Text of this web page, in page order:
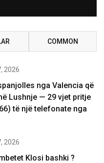
COMMON
2026
nga Valencia që
Lushnje — 29 vjet pritje
të një telefonate nga
2026
Klosi bashki ?